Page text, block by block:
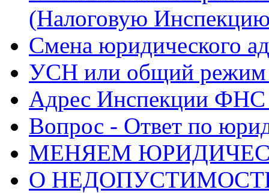
(Налоговую
Смена юридического
УСН или общий режим
Адрес Инспекции ФНС
Вопрос - Ответ по
МЕНЯЕМ
О